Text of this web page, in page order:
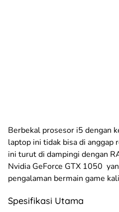
Berbekal prosesor i5 dengan
laptop ini tidak bisa di anggap
ini turut di dampingi dengan
Nvidia GeForce GTX 1050
pengalaman bermain game
Spesifikasi Utama